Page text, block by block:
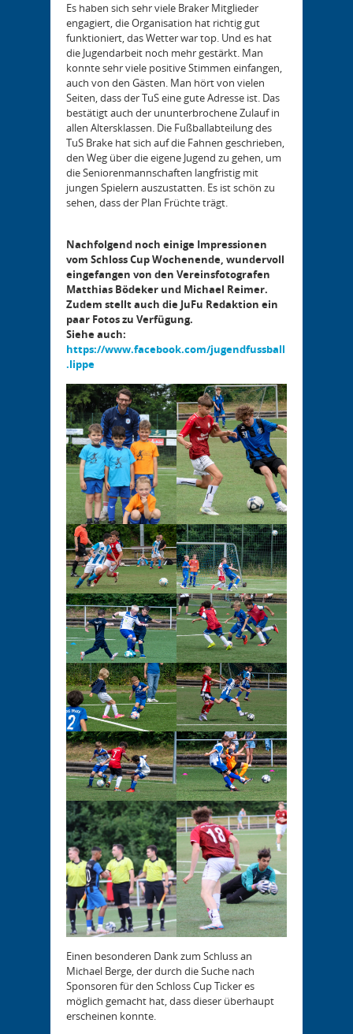
Es haben sich sehr viele Braker Mitglieder
engagiert, die Organisation hat richtig gut
funktioniert, das Wetter war top. Und es hat
die Jugendarbeit noch mehr gestärkt. Man
konnte sehr viele positive Stimmen einfangen,
auch von den Gästen. Man hört von vielen
Seiten, dass der TuS eine gute Adresse ist. Das
bestätigt auch der ununterbrochene Zulauf in
allen Altersklassen. Die Fußballabteilung des
TuS Brake hat sich auf die Fahnen geschrieben,
den Weg über die eigene Jugend zu gehen, um
die Seniorenmannschaften langfristig mit
jungen Spielern auszustatten. Es ist schön zu
sehen, dass der Plan Früchte trägt.
Nachfolgend noch einige Impressionen
vom Schloss Cup Wochenende, wundervoll
eingefangen von den Vereinsfotografen
Matthias Bödeker und Michael Reimer.
Zudem stellt auch die JuFu Redaktion ein
paar Fotos zu Verfügung.
Siehe auch:
https://www.facebook.com/jugendfussball
.lippe
Einen besonderen Dank zum Schluss an
Michael Berge, der durch die Suche nach
Sponsoren für den Schloss Cup Ticker es
möglich gemacht hat, dass dieser überhaupt
erscheinen konnte.